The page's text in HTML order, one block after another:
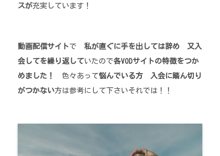
スが充実しています！
動画配信サイト で 私が直ぐに手を出しては辞め
又入
会してを繰り返していたので各VODサイトの特徴をつか
めました！
色々あって悩んでいる方
入会に踏ん切り
がつかない方は参考にして下さいそれでは！！